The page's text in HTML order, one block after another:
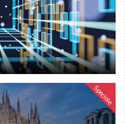
Speciale